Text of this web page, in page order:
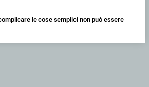
le cose semplici non può essere